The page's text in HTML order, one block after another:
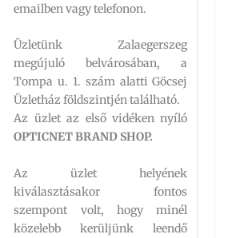
emailben vagy telefonon.
Üzletünk Zalaegerszeg
megújuló belvárosában, a
Tompa u. 1. szám alatti Göcsej
Üzletház földszintjén található.
Az üzlet az első vidéken nyíló
OPTICNET BRAND SHOP.
Az üzlet helyének
kiválasztásakor fontos
szempont volt, hogy minél
közelebb kerüljünk leendő